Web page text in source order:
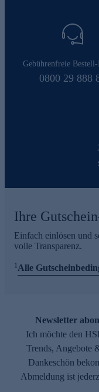
Gebührenfreie
0800 29 888
Ihre
Einfach einlösen und
volle Transparenz.
1Alle
Newsletter
Ich möchte den
Trends, Angebote
Dankeschön
Abmeldung ist